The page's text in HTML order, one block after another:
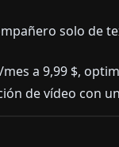
solo de
a 9,99 $,
de vídeo con